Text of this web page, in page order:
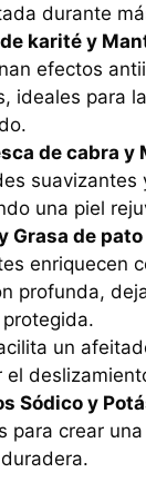
durante
karité y
efectos
ideales para
de cabra y
suavizantes
una piel
Grasa de
enriquecen
profunda,
un
el
Sódico y
para crear